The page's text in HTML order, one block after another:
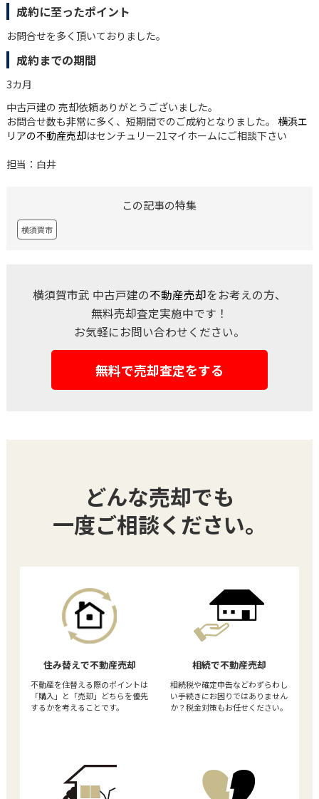
成約に至ったポイント
お問合せを多く頂いておりました。
成約までの期間
3カ月
中古戸建の 売却依頼ありがとうございました。
お問合せ数も非常に多く、短期間でのご成約となりました。 横浜エ
リアの不動産売却はセンチュリー21マイホームにご相談下さい
担当：白井
この記事の特集
横須賀市
横須賀市武 中古戸建の不動産売却をお考えの方、
無料売却査定実施中です！
お気軽にお問い合わせください。
無料で売却査定をする
どんな売却でも
一度ご相談ください。
住み替えで不動産売却
不動産を住替える際のポイントは
「購入」と「売却」どちらを優先
するかを考えることです。
相続で不動産売却
相続税や確定申告などわずらわし
い手続きにお困りではありません
か？税金対策もお任せください。